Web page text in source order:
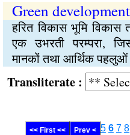
Green development
हरित विकास भूमि विकास
एक उभरती परम्परा,
मानकों तथा आर्थिक पहलुओं
:
<< First << Prev < 5 6 7 8